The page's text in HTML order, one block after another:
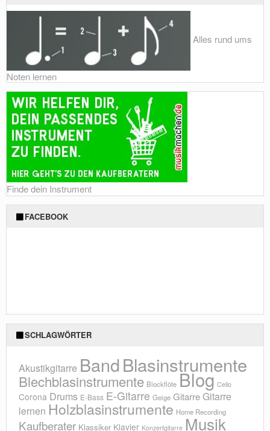
Alles rund ums
Noten lernen
Finde dein Instrument
FACEBOOK
SCHLAGWÖRTER
Akustikgitarre BandBlasinstrumente
Blechblasinstrumente Blockflöte Blog Cello
Corona Drums E-Bass E-Gitarre Geige GitarreGitarre
lernen Holzblasinstrumente Home Recording
Kaufberater Klassiker Klavier Konzertgitarre Musik